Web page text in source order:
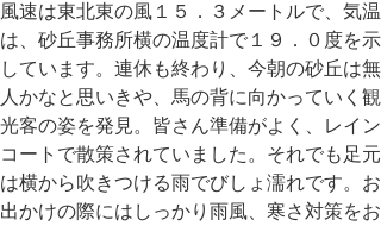
風速は東北東の風１５．３メートルで、気温
は、砂丘事務所横の温度計で１９．０度を示
しています。連休も終わり、今朝の砂丘は無
人かなと思いきや、馬の背に向かっていく観
光客の姿を発見。皆さん準備がよく、レイン
コートで散策されていました。それでも足元
は横から吹きつける雨でびしょ濡れです。お
出かけの際にはしっかり雨風、寒さ対策をお